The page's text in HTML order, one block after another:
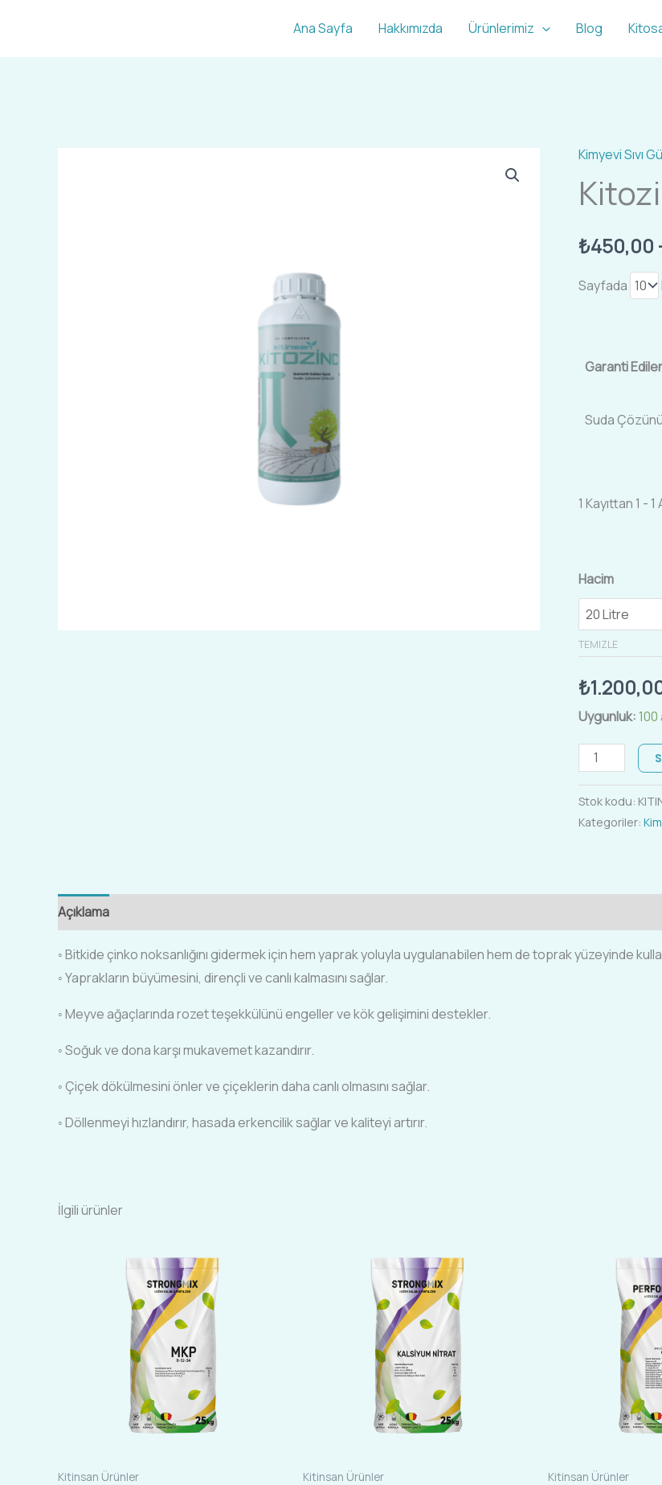
Ana Sayfa Hakkımızda Ürünlerimiz Blog
Kimyevi Sıvı
₺450,00
Sayfada
Garanti
Suda
1 Kayıttan 1 - 1
Hacim
TEMIZLE
₺
Uygunluk:
Kitozinc
adet
Stok kodu:
Kategoriler:
Açıklama
◦ Bitkide çinko noksanlığını gidermek için hem yaprak yoluyla uygulanabilen hem de toprak yüzeyinde
◦ Yaprakların büyümesini, dirençli ve canlı kalmasını sağlar.
◦ Meyve ağaçlarında rozet teşekkülünü engeller ve kök gelişimini destekler.
◦ Soğuk ve dona karşı mukavemet kazandırır.
◦ Çiçek dökülmesini önler ve çiçeklerin daha canlı olmasını sağlar.
◦ Döllenmeyi hızlandırır, hasada erkencilik sağlar ve kaliteyi artırır.
İlgili ürünler
Kitinsan Ürünler
ürünün
birden
fazla
varyasyonu
var.
Seçenekler
ürün
sayfasından
Kitinsan Ürünler
ürünün
birden
fazla
varyasyonu
var.
Seçenekler
ürün
sayfasından
Kitinsan Ürünler